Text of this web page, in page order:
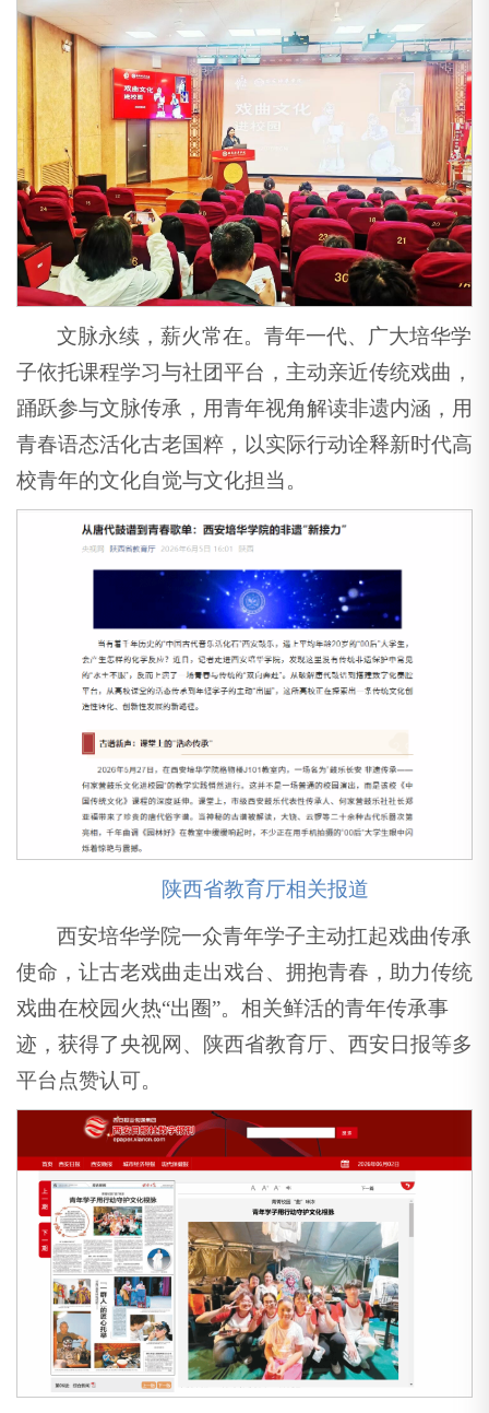
文脉永续，薪火常在。青年一代、广大培华学
子依托课程学习与社团平台，主动亲近传统戏曲，
踊跃参与文脉传承，用青年视角解读非遗内涵，用
青春语态活化古老国粹，以实际行动诠释新时代高
校青年的文化自觉与文化担当。
陕西省教育厅相关报道
西安培华学院一众青年学子主动扛起戏曲传承
使命，让古老戏曲走出戏台、拥抱青春，助力传统
戏曲在校园火热“出圈”。相关鲜活的青年传承事
迹，获得了央视网、陕西省教育厅、西安日报等多
平台点赞认可。